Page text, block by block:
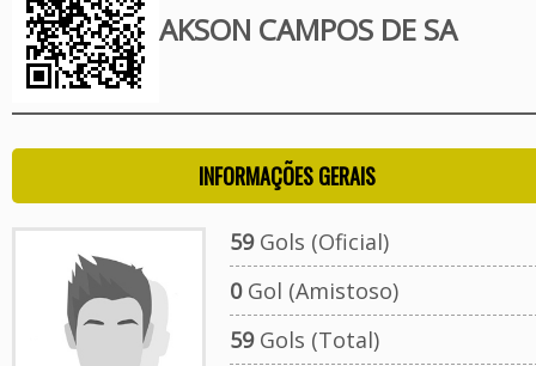
AKSON CAMPOS DE SA
INFORMAÇÕES GERAIS
59Gols (Oficial)
0Gol (Amistoso)
59Gols (Total)